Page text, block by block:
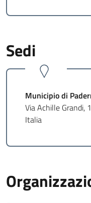
Sedi
Municipio di
Via Achille Grandi,
Italia